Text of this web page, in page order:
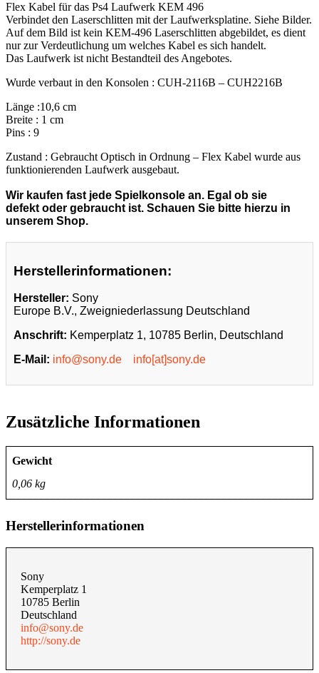
Flex Kabel für das Ps4 Laufwerk KEM 496
Verbindet den Laserschlitten mit der Laufwerksplatine. Siehe Bilder.
Auf dem Bild ist kein KEM-496 Laserschlitten abgebildet, es dient
nur zur Verdeutlichung um welches Kabel es sich handelt.
Das Laufwerk ist nicht Bestandteil des Angebotes.
Wurde verbaut in den Konsolen : CUH-2116B – CUH2216B
Länge :10,6 cm
Breite : 1 cm
Pins : 9
Zustand : Gebraucht Optisch in Ordnung – Flex Kabel wurde aus
funktionierenden Laufwerk ausgebaut.
Wir kaufen fast jede Spielkonsole an. Egal ob sie
defekt oder gebraucht ist. Schauen Sie bitte hierzu in
unserem Shop.
Herstellerinformationen:
Hersteller: Sony
Europe B.V., Zweigniederlassung Deutschland
Anschrift: Kemperplatz 1, 10785 Berlin, Deutschland
E-Mail: info@sony.de info[at]sony.de
Zusätzliche Informationen
Gewicht
0,06 kg
Herstellerinformationen
Sony
Kemperplatz 1
10785 Berlin
Deutschland
info@sony.de
http://sony.de